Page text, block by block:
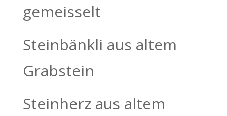
gemeisselt
Steinbänkli aus altem
Grabstein
Steinherz aus altem